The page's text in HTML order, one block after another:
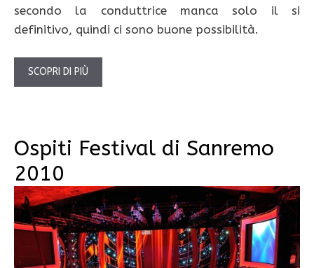
secondo la conduttrice manca solo il si
definitivo, quindi ci sono buone possibilità.
SCOPRI DI PIÙ
Ospiti Festival di Sanremo
2010